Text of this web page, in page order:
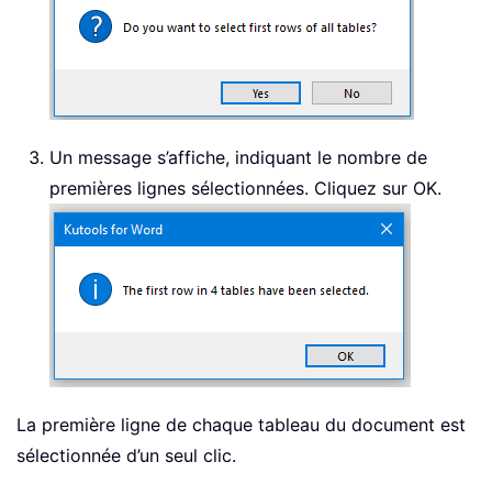
Un message s’affiche, indiquant le nombre de
premières lignes sélectionnées. Cliquez sur OK.
La première ligne de chaque tableau du document est
sélectionnée d’un seul clic.